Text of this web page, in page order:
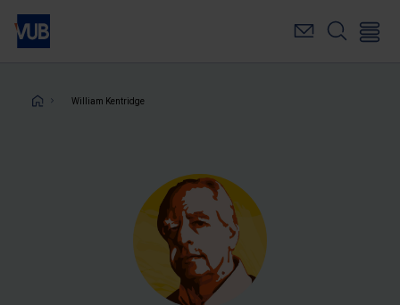
Overslaan
naar
inhoudKruimelpad
William Kentridge